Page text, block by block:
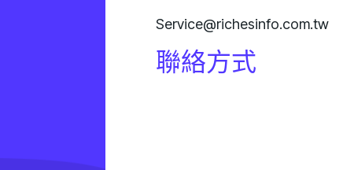
Service@richesinfo.com.tw
聯絡方式